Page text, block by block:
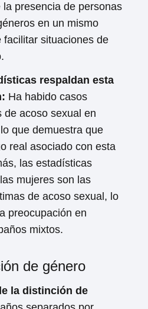
presencia de personas
en un mismo
facilitar situaciones de
respaldan esta
Ha habido casos
de acoso sexual en
que demuestra que
real asociado con esta
las estadísticas
mujeres son las
de acoso sexual, lo
preocupación en
mixtos.
de género
la distinción de